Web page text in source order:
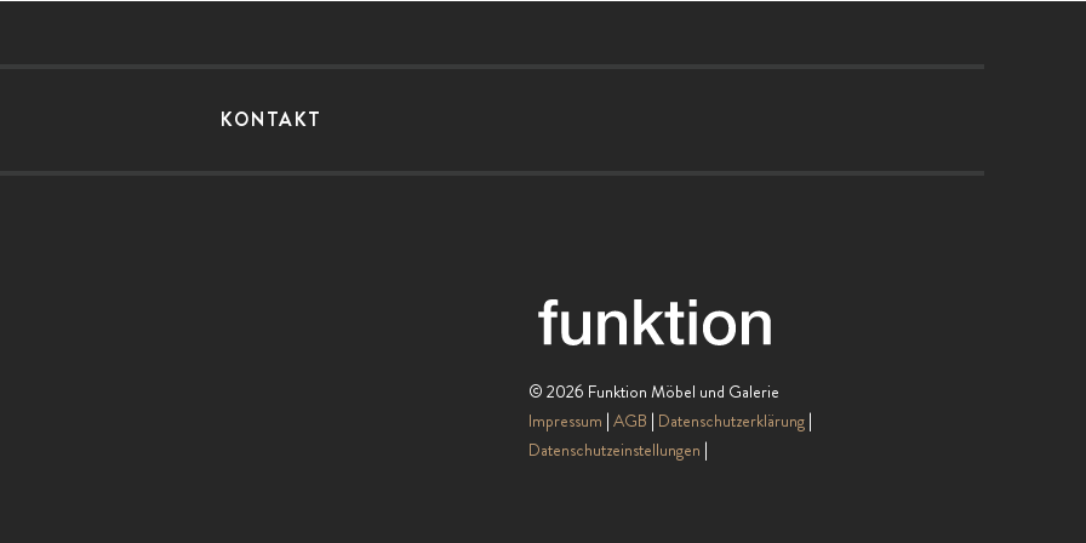
KONTAKT
© 2026 Funktion Möbel und Galerie
Impressum AGB Datenschutzerklärung
Datenschutzeinstellungen